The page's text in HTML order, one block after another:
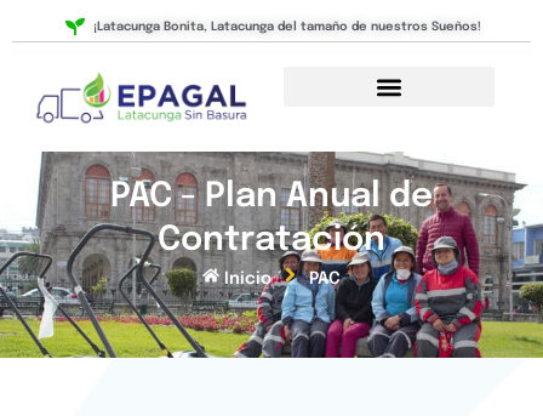
¡Latacunga Bonita, Latacunga del tamaño de nuestros Sueños!
PAC - Plan Anual de
Contratación
Inicio PAC